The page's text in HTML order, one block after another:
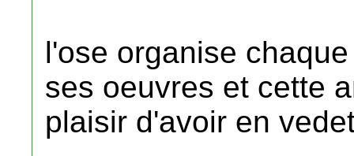
l'ose organise
ses oeuvres et cette
plaisir d'avoir en